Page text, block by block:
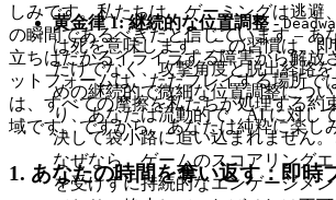
黄金律 1: 継続的な位置調整 -
は死を意味します。この習慣は、
だけでなく、攻撃角度と脱出経路
めの継続的で微細な位置調整につ
り、あなたは流動的で、AI に対し
決して袋小路に追い込まれません
なぜなら、ゲームのスコアリング
を受けずに持続的なエンゲージメ
しみです。私たちは、ゲーミングは逃避
の瞬間であるべきだと信じています – あ
立ちはだかるイライラする障害から解放
ットフォームは、ただプレイする場所で
は、すべての摩擦を私たちが処理する約
域です。ですから、あなたは純粋に楽し
1. あなたの時間を奪い返す：即時